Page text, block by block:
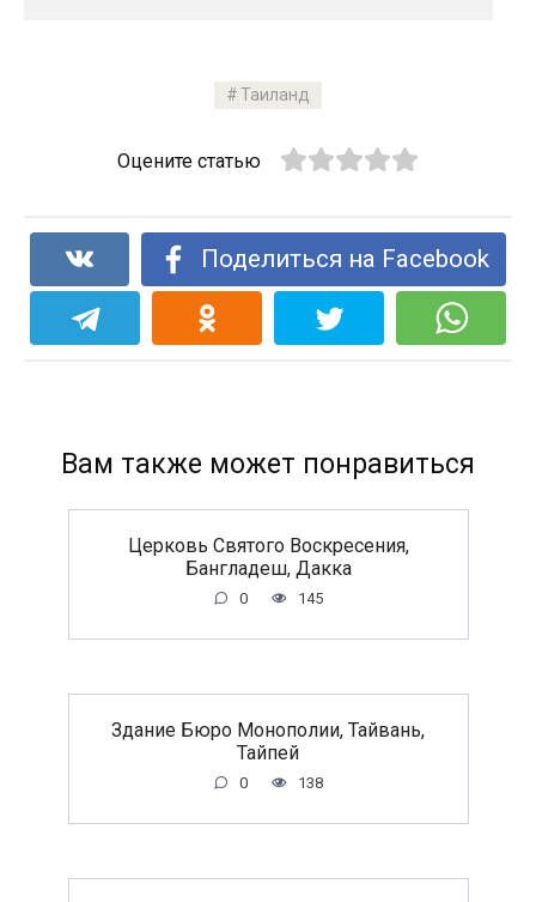
Таиланд
Оцените статью
Поделиться на Facebook
Вам также может понравиться
Церковь Святого Воскресения,
Бангладеш, Дакка
0 145
Здание Бюро Монополии, Тайвань,
Тайпей
0 138